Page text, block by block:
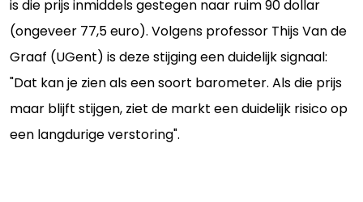
is die prijs inmiddels gestegen naar ruim 90 dollar
(ongeveer 77,5 euro). Volgens professor Thijs Van de
Graaf (UGent) is deze stijging een duidelijk signaal:
"Dat kan je zien als een soort barometer. Als die prijs
maar blijft stijgen, ziet de markt een duidelijk risico op
een langdurige verstoring".